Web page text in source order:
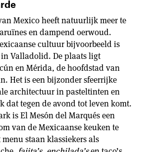
Mexico heeft natuurlijk meer te
en dampend oerwoud.
cultuur bijvoorbeeld is
Valladolid. De plaats ligt
en Mérida, de hoofdstad van
Het is een bijzonder sfeerrijke
architectuur in pasteltinten en
dat tegen de avond tot leven komt.
is El Mesón del Marqués een
van de Mexicaanse keuken te
staan klassiekers als